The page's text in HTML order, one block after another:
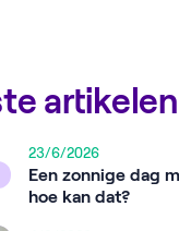
artikelen
23/6/2026
Een zonnige dag
hoe kan dat?